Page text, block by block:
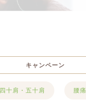
キャンペーン
四十肩・五十肩 腰痛